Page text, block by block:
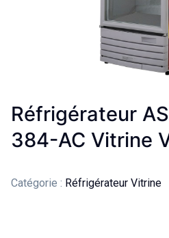
Réfrigérateur
384-AC Vitrine
Catégorie : Réfrigérateur Vitrine